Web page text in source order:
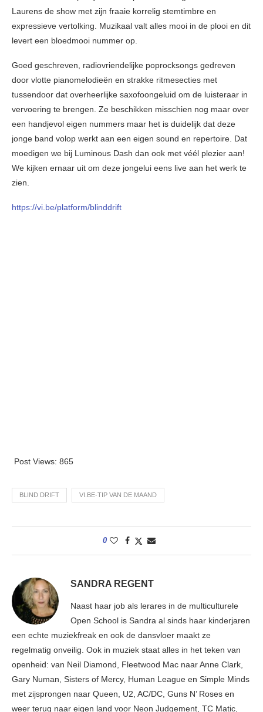
Laurens de show met zijn fraaie korrelig stemtimbre en
expressieve vertolking. Muzikaal valt alles mooi in de plooi en dit
levert een bloedmooi nummer op.
Goed geschreven, radiovriendelijke poprocksongs gedreven
door vlotte pianomelodieën en strakke ritmesecties met
tussendoor dat overheerlijke saxofoongeluid om de luisteraar in
vervoering te brengen. Ze beschikken misschien nog maar over
een handjevol eigen nummers maar het is duidelijk dat deze
jonge band volop werkt aan een eigen sound en repertoire. Dat
moedigen we bij Luminous Dash dan ook met véél plezier aan!
We kijken ernaar uit om deze jongelui eens live aan het werk te
zien.
https://vi.be/platform/blinddrift
Post Views: 865
BLIND DRIFT VI.BE-TIP VAN DE MAAND
0
SANDRA REGENT
Naast haar job als lerares in de multiculturele
Open School is Sandra al sinds haar kinderjaren
een echte muziekfreak en ook de dansvloer maakt ze
regelmatig onveilig. Ook in muziek staat alles in het teken van
openheid: van Neil Diamond, Fleetwood Mac naar Anne Clark,
Gary Numan, Sisters of Mercy, Human League en Simple Minds
met zijsprongen naar Queen, U2, AC/DC, Guns N’ Roses en
weer terug naar eigen land voor Neon Judgement, TC Matic,